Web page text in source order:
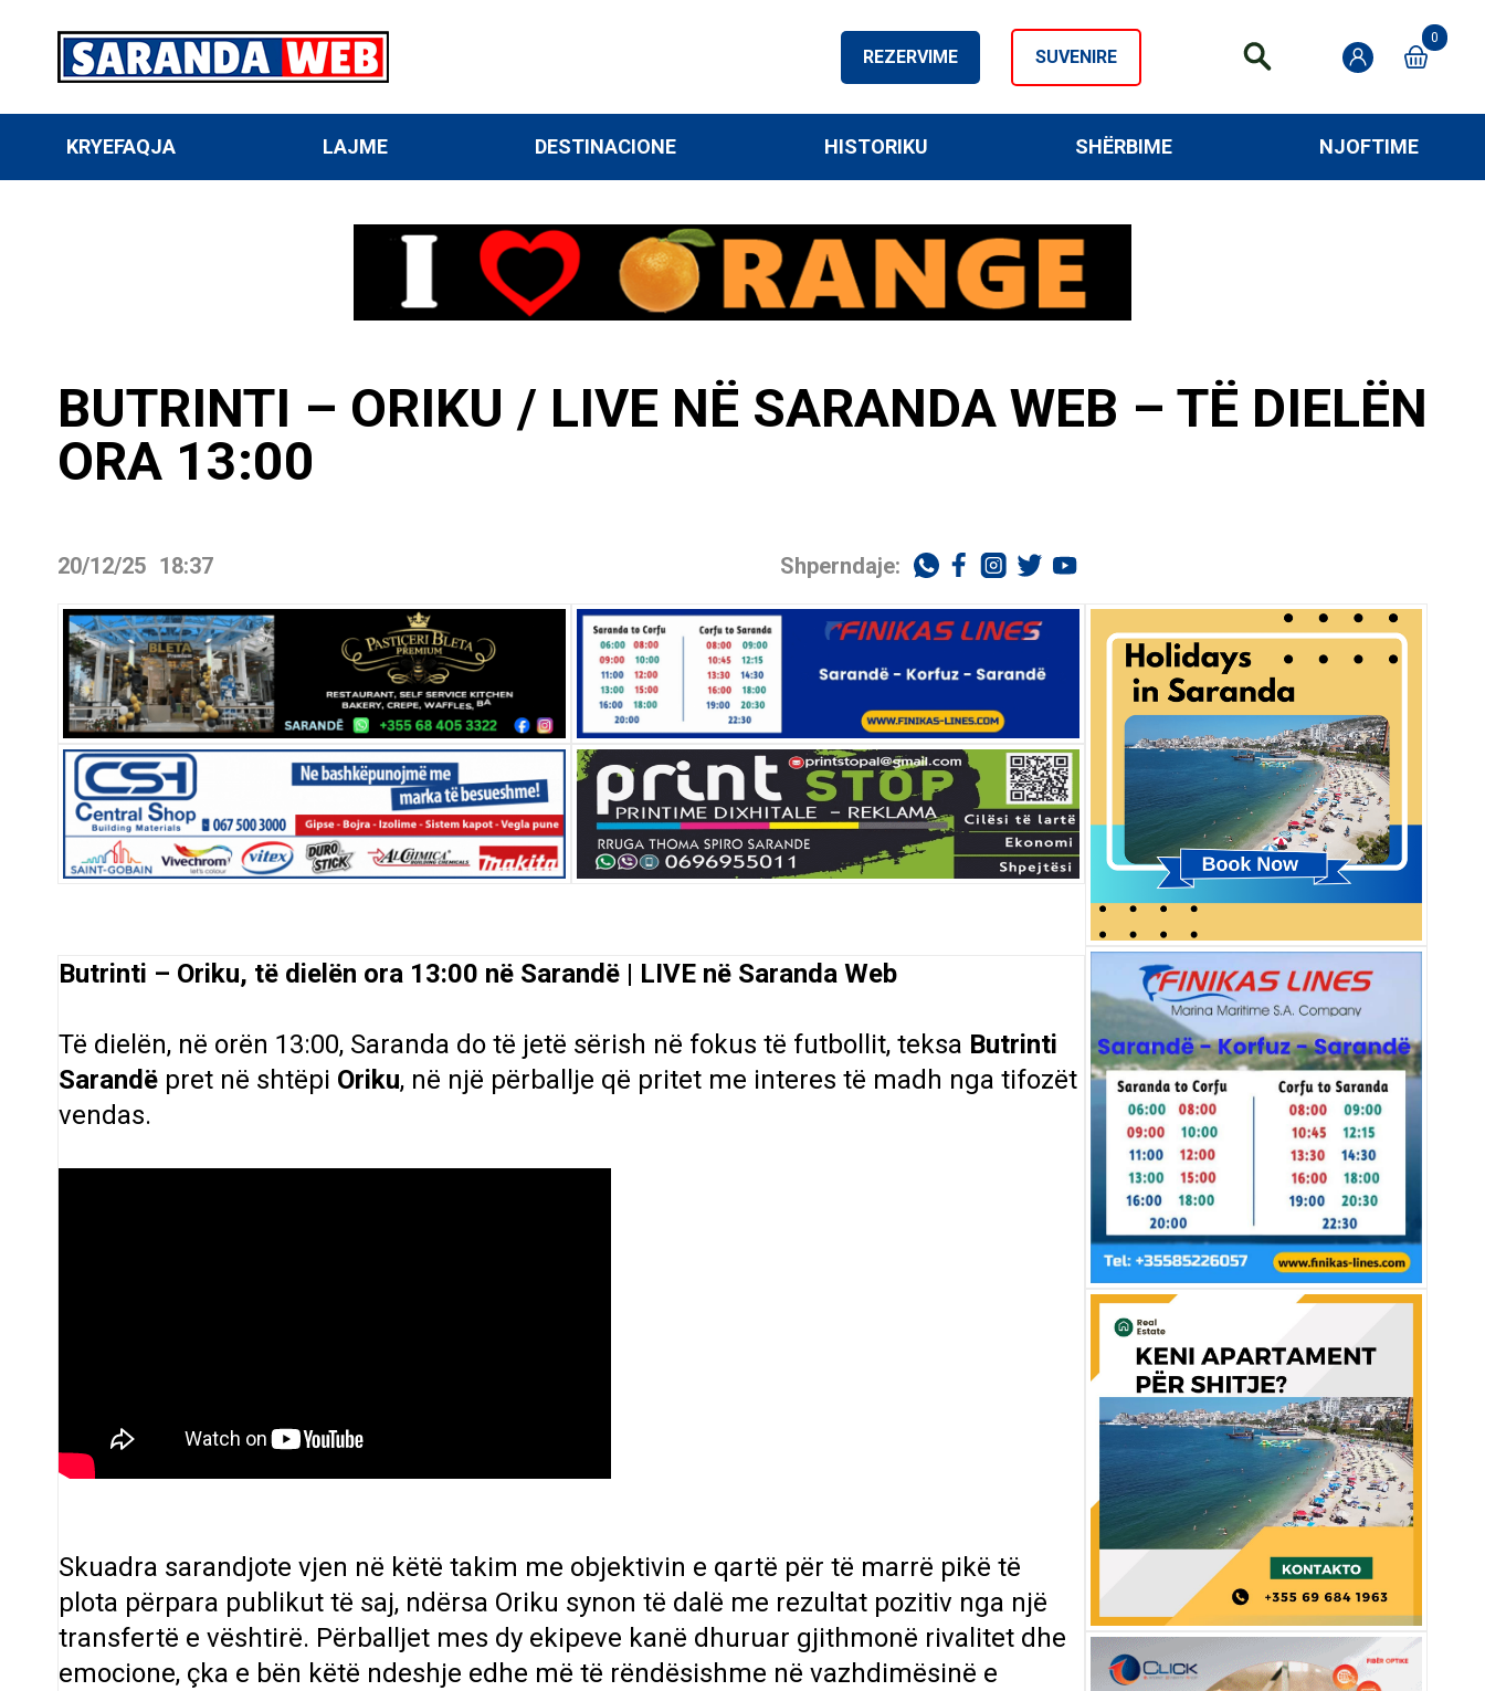
REZERVIME SUVENIRE
0
KRYEFAQJA LAJME DESTINACIONE HISTORIKU SHËRBIME NJOFTIME
BUTRINTI – ORIKU / LIVE NË SARANDA WEB – TË DIELËN
ORA 13:00
20/12/25 18:37 Shperndaje:
Butrinti – Oriku, të dielën ora 13:00 në Sarandë | LIVE në Saranda Web
Të dielën, në orën 13:00, Saranda do të jetë sërish në fokus të futbollit, teksa Butrinti
Sarandë pret në shtëpi Oriku, në një përballje që pritet me interes të madh nga tifozët
vendas.
Skuadra sarandjote vjen në këtë takim me objektivin e qartë për të marrë pikë të
plota përpara publikut të saj, ndërsa Oriku synon të dalë me rezultat pozitiv nga një
transfertë e vështirë. Përballjet mes dy ekipeve kanë dhuruar gjithmonë rivalitet dhe
emocione, çka e bën këtë ndeshje edhe më të rëndësishme në vazhdimësinë e